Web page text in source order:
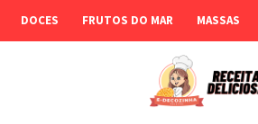
DOCES FRUTOS DO MAR MASSAS